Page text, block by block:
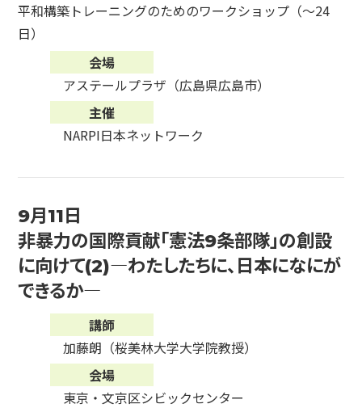
平和構築トレーニングのためのワークショップ（～24
日）
会場
アステールプラザ（広島県広島市）
主催
NARPI日本ネットワーク
9月11日
非暴力の国際貢献「憲法9条部隊」の創設
に向けて(2)―わたしたちに、日本になにが
できるか―
講師
加藤朗（桜美林大学大学院教授）
会場
東京・文京区シビックセンター